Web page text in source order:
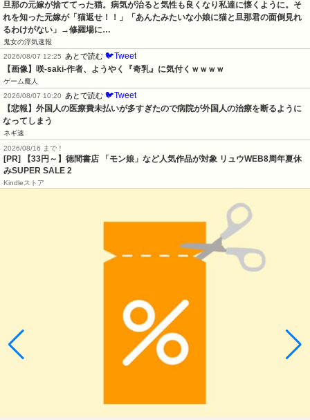
旦那の元嫁が捨ててった猫。病気が治ると気性も良くなり私達に懐くように。そ
れを知った元嫁が「猫返せ！！」「あんたみたいな小娘に猫と旦那君の面倒見れ
るわけがない」→修羅場に…
鬼女の浮気速報
2026/08/07 12:25 あとで読む 🐦Tweet
【画像】咲-saki-作者、ようやく『奇乳』に気付くｗｗｗｗ
ゲーム魔人
2026/08/07 10:20 あとで読む 🐦Tweet
【悲報】外国人の医療費未払いが多すぎたので病院が外国人の治療を断るように
なってしまう
ネギ速
2026/08/16 まで！
[PR]
【33円～】徳間書店 「モン娘」など人気作品が対象 リュウWEB8周年夏休
みSUPER SALE 2
Kindleストア